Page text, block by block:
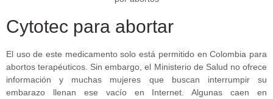
Cytotec para abortar
El uso de este medicamento solo está permitido en Colombia para
abortos terapéuticos. Sin embargo, el Ministerio de Salud no ofrece
información y muchas mujeres que buscan interrumpir su
embarazo llenan ese vacío en Internet. Algunas caen en